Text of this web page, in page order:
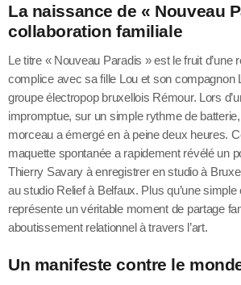
La naissance de « Nouveau
collaboration familiale
Le titre « Nouveau Paradis » est le fruit d’une
complice avec sa fille Lou et son compagnon
groupe électropop bruxellois Rémour. Lors
impromptue, sur un simple rythme de
morceau a émergé en à peine deux heures.
maquette spontanée a rapidement révélé un
Thierry Savary à enregistrer en studio à
au studio Relief à Belfaux. Plus qu’une
représente un véritable moment de partage
aboutissement relationnel à travers l’art.
Un manifeste contre le